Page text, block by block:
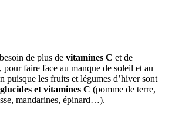
de plus de vitamines C et de
pour faire face au manque de soleil et au
puisque les fruits et légumes d’hiver sont
et vitamines C (pomme de terre,
mandarines, épinard…).